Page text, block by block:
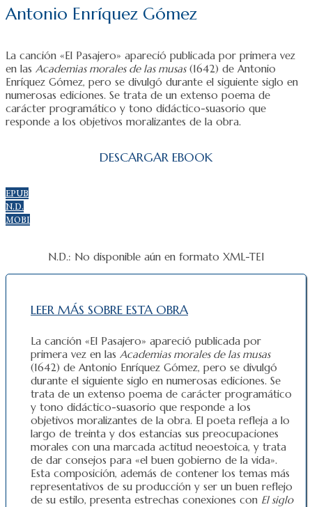
Antonio Enríquez Gómez
La canción «El Pasajero» apareció publicada por primera vez
en las Academias morales de las musas(1642) de Antonio
Enríquez Gómez, pero se divulgó durante el siguiente siglo en
numerosas ediciones. Se trata de un extenso poema de
carácter programático y tono didáctico-suasorio que
responde a los objetivos moralizantes de la obra.
DESCARGAR EBOOK
EPUB
N.D.
MOBI
N.D.: No disponible aún en formato XML-TEI
LEER MÁS SOBRE ESTA OBRA
La canción «El Pasajero» apareció publicada por
primera vez en las Academias morales de las musas
(1642) de Antonio Enríquez Gómez, pero se divulgó
durante el siguiente siglo en numerosas ediciones. Se
trata de un extenso poema de carácter programático
y tono didáctico-suasorio que responde a los
objetivos moralizantes de la obra. El poeta refleja a lo
largo de treinta y dos estancias sus preocupaciones
morales con una marcada actitud neoestoica, y trata
de dar consejos para «el buen gobierno de la vida».
Esta composición, además de contener los temas más
representativos de su producción y ser un buen reflejo
de su estilo, presenta estrechas conexiones con El siglo